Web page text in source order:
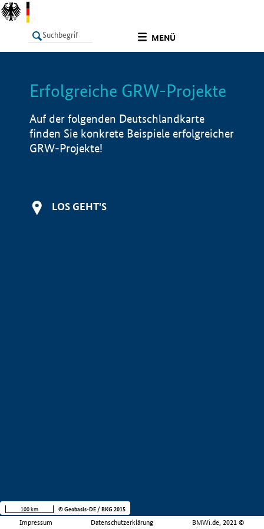
MENÜ
LISTE Info
Erfolgreiche GRW-Projekte
Auf der folgenden Deutschlandkarte
finden Sie konkrete Beispiele erfolgreicher
GRW-Projekte!
LOS GEHT'S
Impressum Datenschutzerklärung BMWi.de, 2021 ©
100 km © Geobasis-DE / BKG 2015